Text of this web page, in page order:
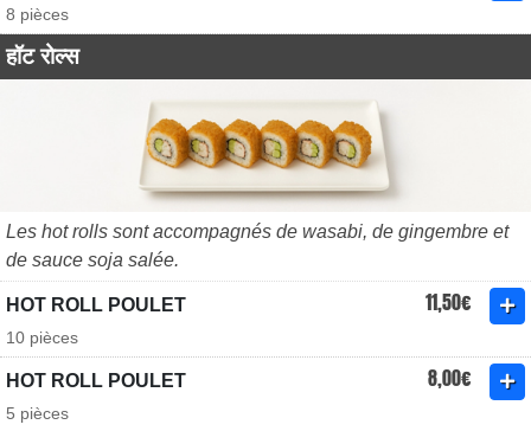
8 pièces
हॉट रोल्स
Les hot rolls sont accompagnés de wasabi, de gingembre et
de sauce soja salée.
HOT ROLL POULET 11,50€
10 pièces
HOT ROLL POULET 8,00€
5 pièces